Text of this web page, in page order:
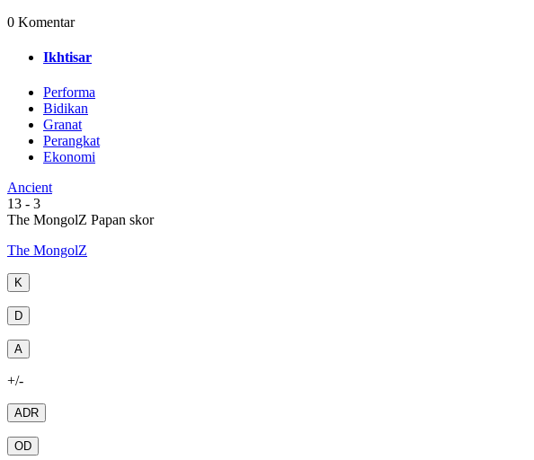
0 Komentar
Ikhtisar
Performa
Bidikan
Granat
Perangkat
Ekonomi
Ancient
13 - 3
The MongolZ Papan skor
The MongolZ
K
D
A
+/-
ADR
OD